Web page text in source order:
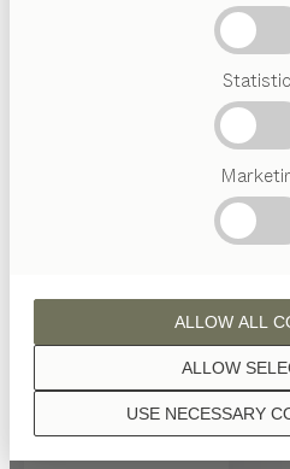
USE NECESSARY
ALLOW
ALLOW ALL
Österreichisches
Handwerk
nyaTisch
Nussbaum Wild
Eiche